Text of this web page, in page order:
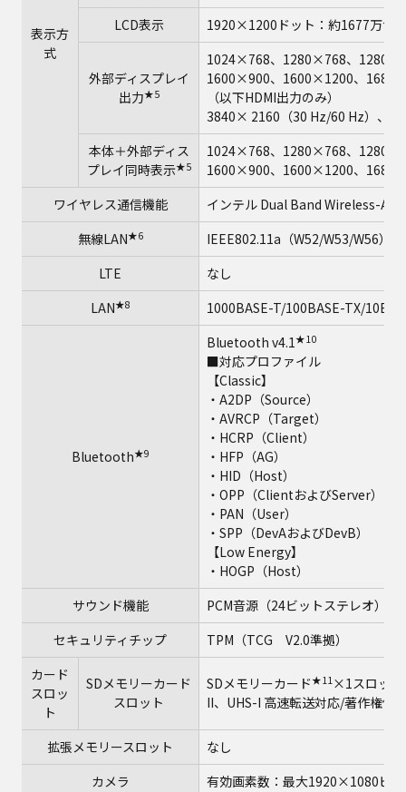
表示方
式
LCD表示 1920×1200ドット：約1677万色
外部ディスプレイ
出力★5
1024×768、1280×768、
1600×900、1600×1200、
（以下HDMI出力のみ）
3840× 2160（30 Hz/60 Hz）、
本体＋外部ディス
プレイ同時表示★5
1024×768、1280×768、
1600×900、1600×1200、
ワイヤレス通信機能
インテル Dual Band Wireless-AC
無線LAN★6
IEEE802.11a（W52/W53/W56）
LTE
なし
LAN★8 1000BASE-T/100BASE-TX/
Bluetooth★9
Bluetooth v4.1★10
■対応プロファイル
【Classic】
・A2DP（Source）
・AVRCP（Target）
・HCRP（Client）
・HFP（AG）
・HID（Host）
・OPP（ClientおよびServer）
・PAN（User）
・SPP（DevAおよびDevB）
【Low Energy】
・HOGP（Host）
サウンド機能
PCM音源（24ビットステレオ）
セキュリティチップ
TPM（TCG V2.0準拠）
カード
スロッ
ト
SDメモリーカード
スロット
SDメモリーカード★11 ×1スロット
II、UHS-I 高速転送対応/著作権保
拡張メモリースロット
なし
カメラ
有効画素数：最大1920×1080ピ